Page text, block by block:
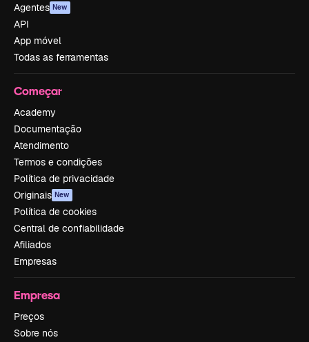
Agentes New
API
App móvel
Todas as ferramentas
Começar
Academy
Documentação
Atendimento
Termos e condições
Política de privacidade
Originais New
Política de cookies
Central de confiabilidade
Afiliados
Empresas
Empresa
Preços
Sobre nós